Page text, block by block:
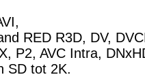
RED R3D, DV,
P2, AVC Intra,
SD tot 2K.